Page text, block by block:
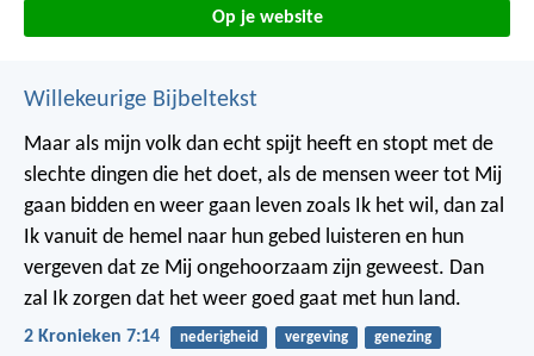
Op je website
Willekeurige Bijbeltekst
Maar als mijn volk dan echt spijt heeft en stopt met de
slechte dingen die het doet, als de mensen weer tot Mij
gaan bidden en weer gaan leven zoals Ik het wil, dan zal
Ik vanuit de hemel naar hun gebed luisteren en hun
vergeven dat ze Mij ongehoorzaam zijn geweest. Dan
zal Ik zorgen dat het weer goed gaat met hun land.
2 Kronieken 7:14 nederigheid vergeving genezing